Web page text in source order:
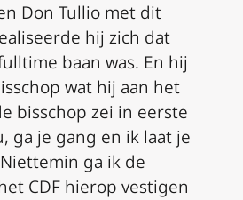
Don Tullio met dit
hij zich dat
baan was. En hij
wat hij aan het
bisschop zei in eerste
ga je gang en ik laat je
ga ik de
CDF hierop vestigen